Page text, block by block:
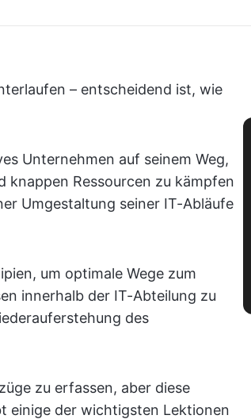
– entscheidend ist, wie
Unternehmen auf seinem Weg,
knappen Ressourcen zu kämpfen
Umgestaltung seiner IT-Abläufe
um optimale Wege zum
innerhalb der IT-Abteilung zu
des
zu erfassen, aber diese
einige der wichtigsten Lektionen